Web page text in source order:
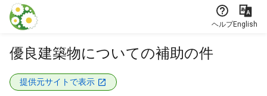
本文に飛ぶ
ヘルプEnglish
優良建築物についての補助の件
提供元サイトで表示